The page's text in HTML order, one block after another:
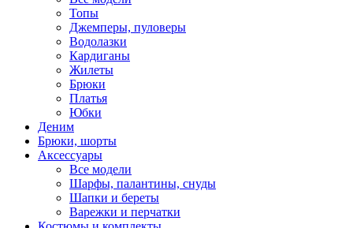
Топы
Джемперы, пуловеры
Водолазки
Кардиганы
Жилеты
Брюки
Платья
Юбки
Деним
Брюки, шорты
Аксессуары
Все модели
Шарфы, палантины, снуды
Шапки и береты
Варежки и перчатки